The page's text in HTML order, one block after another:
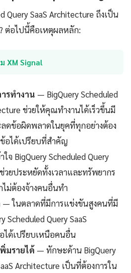
Query SaaS Architecture ถึงเป็น
ต่อไปนี้คือเหตุผลหลัก:
XM Signal
รทำงาน — BigQuery Scheduled
ช่วยให้คุณทำงานได้เร็วขึ้นมี
ข้อผิดพลาดในยุคที่ทุกอย่างต้อง
อได้เปรียบที่สำคัญ
ใจ BigQuery Scheduled Query
วยประหยัดทั้งเวลาและทรัพยากร
ม่ต้องจ้างคนอื่นทำ
— ในตลาดที่มีการแข่งขันสูงคนที่มี
Scheduled Query SaaS
ได้เปรียบเหนือคนอื่น
มรายได้ — ทักษะด้าน BigQuery
Architecture เป็นที่ต้องการใน